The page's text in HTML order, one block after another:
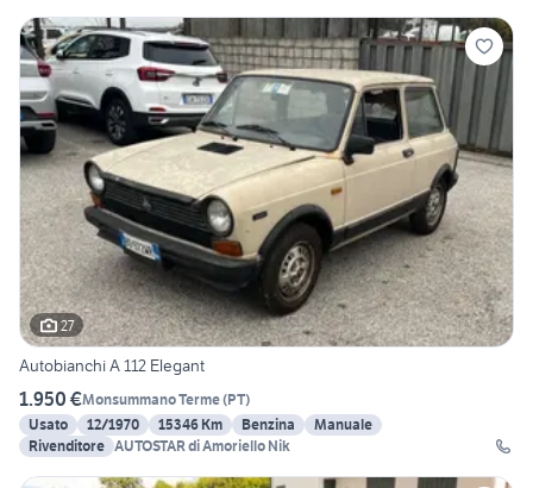
27
Autobianchi A 112 Elegant
1.950 €Monsummano Terme(PT)
Usato
12/1970 15346 Km Benzina
Manuale
Rivenditore AUTOSTAR di Amoriello Nik